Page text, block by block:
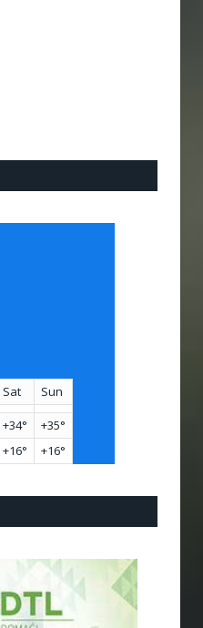
Sat Sun
+34° +35°
+16° +16°